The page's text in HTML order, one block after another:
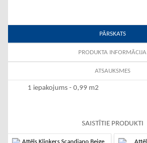
PĀRSKATS
PRODUKTA INFORMĀCIJA
ATSAUKSMES
1 iepakojums - 0,99 m2
SAISTĪTIE PRODUKTI